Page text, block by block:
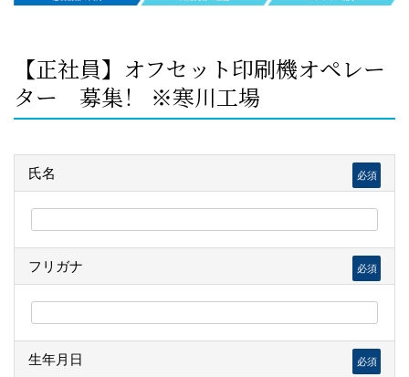
【正社員】オフセット印刷機オペレー
ター 募集！ ※寒川工場
氏名 必須
フリガナ 必須
生年月日 必須